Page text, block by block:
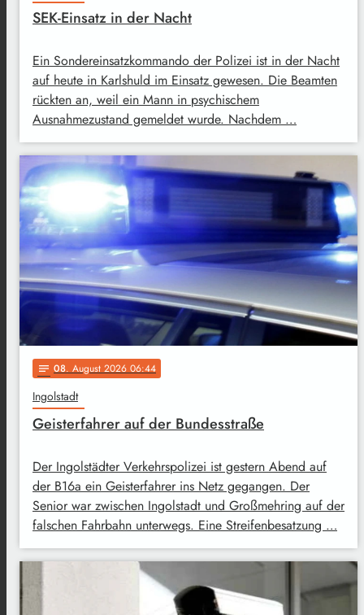
SEK-Einsatz in der Nacht
Ein Sondereinsatzkommando der Polizei ist in der Nacht
auf heute in Karlshuld im Einsatz gewesen. Die Beamten
rückten an, weil ein Mann in psychischem
Ausnahmezustand gemeldet wurde. Nachdem …
notes 08. August 2026 06:44
Ingolstadt
Geisterfahrer auf der Bundesstraße
Der Ingolstädter Verkehrspolizei ist gestern Abend auf
der B16a ein Geisterfahrer ins Netz gegangen. Der
Senior war zwischen Ingolstadt und Großmehring auf der
falschen Fahrbahn unterwegs. Eine Streifenbesatzung …